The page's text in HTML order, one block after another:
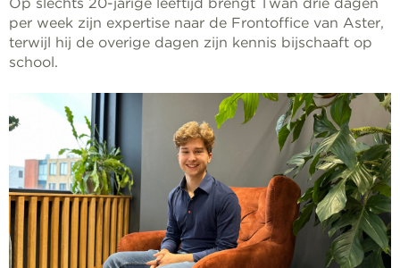
per week zijn expertise naar de Frontoffice van Aster,
terwijl hij de overige dagen zijn kennis bijschaaft op
school.